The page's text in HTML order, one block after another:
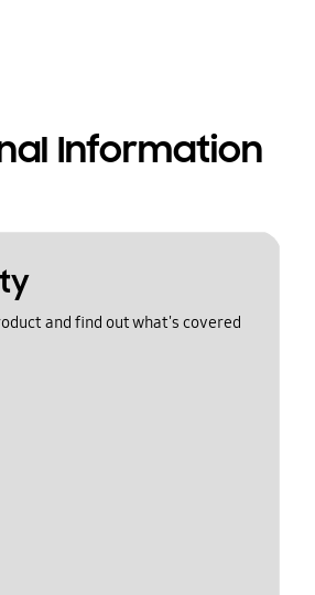
Information
and find out what's covered